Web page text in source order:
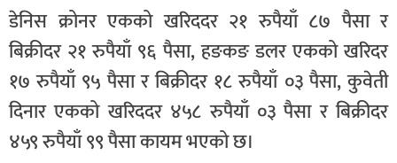
डेनिस क्रोनर एकको खरिददर २१ रुपैयाँ ८७ पैसा र
बिक्रीदर २१ रुपैयाँ ९६ पैसा, हङकङ डलर एकको खरिदर
१७ रुपैयाँ ९५ पैसा र बिक्रीदर १८ रुपैयाँ ०३ पैसा, कुवेती
दिनार एकको खरिददर ४५८ रुपैयाँ ०३ पैसा र बिक्रीदर
४५९ रुपैयाँ ९९ पैसा कायम भएको छ।